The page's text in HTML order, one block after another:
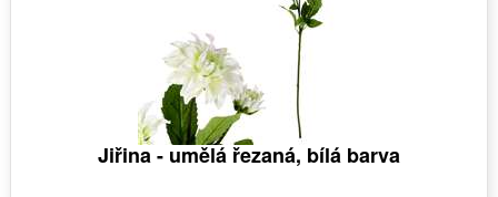
Jiřina - umělá řezaná, bílá barva